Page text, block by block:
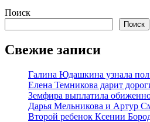
Поиск
Поиск
Свежие записи
Галина Юдашкина узнала пол
Елена Темникова дарит
Земфира выплатила
Дарья Мельникова и Артур
Второй ребенок Ксении